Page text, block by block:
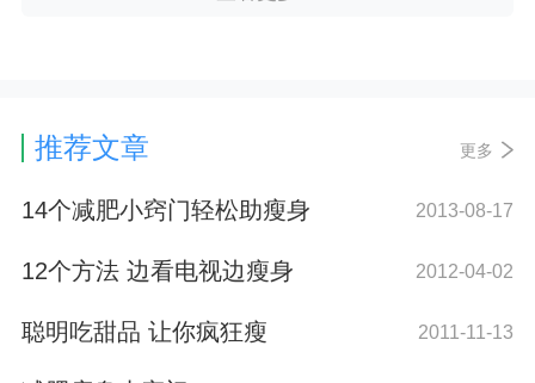
推荐文章 更多
2013-08-17
14个减肥小窍门轻松助瘦身
2012-04-02
12个方法 边看电视边瘦身
2011-11-13
聪明吃甜品 让你疯狂瘦